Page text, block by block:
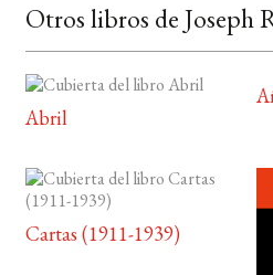
Otros libros de Joseph
Abril
Cartas (1911-1939)